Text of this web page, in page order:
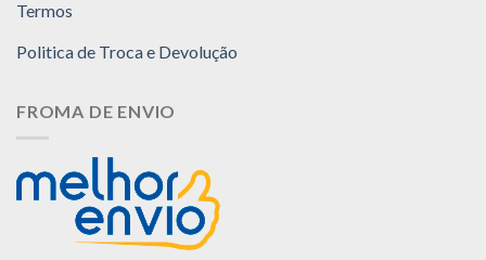
Termos
Politica de Troca e Devolução
FROMA DE ENVIO